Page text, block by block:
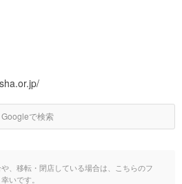
Googleで検索
、移転・閉店している場合は、こちらのフ
いです。